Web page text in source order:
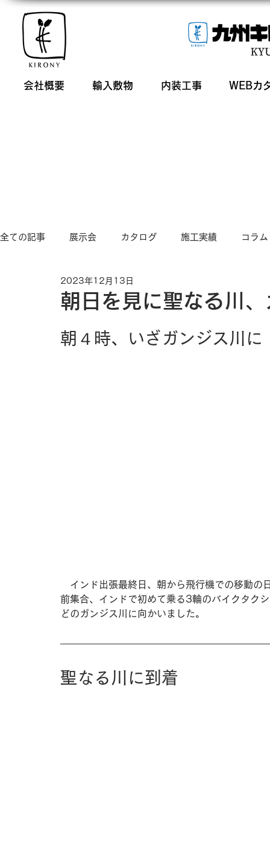
会社概要 輸入敷物 内装工事 WEBカ
全ての記事 展示会 カタログ 施工実績 コラム
朝日を見に聖なる川
2023年12月13日
朝４時、いざガンジス川に
インド出張最終日、朝から飛行機での移動の
前集合、インドで初めて乗る3輪のバイクタク
どのガンジス川に向かいました。
聖なる川に到着